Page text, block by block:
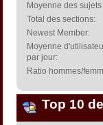
Moyenne des
Total des sections:
Newest Member:
Moyenne
par jour:
Ratio hommes/
Top 10